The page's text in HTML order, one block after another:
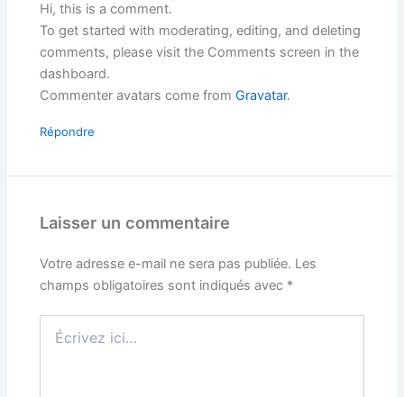
Hi, this is a comment.
To get started with moderating, editing, and deleting
comments, please visit the Comments screen in the
dashboard.
Commenter avatars come fromGravatar.
Répondre
Laisser un commentaire
Votre adresse e-mail ne sera pas publiée. Les
champs obligatoires sont indiqués avec *
ici…